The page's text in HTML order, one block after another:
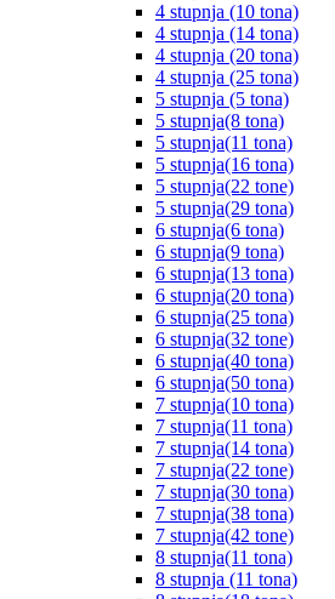
4 stupnja (10 tona)
4 stupnja (14 tona)
4 stupnja (20 tona)
4 stupnja (25 tona)
5 stupnja (5 tona)
5 stupnja(8 tona)
5 stupnja(11 tona)
5 stupnja(16 tona)
5 stupnja(22 tone)
5 stupnja(29 tona)
6 stupnja(6 tona)
6 stupnja(9 tona)
6 stupnja(13 tona)
6 stupnja(20 tona)
6 stupnja(25 tona)
6 stupnja(32 tone)
6 stupnja(40 tona)
6 stupnja(50 tona)
7 stupnja(10 tona)
7 stupnja(11 tona)
7 stupnja(14 tona)
7 stupnja(22 tone)
7 stupnja(30 tona)
7 stupnja(38 tona)
7 stupnja(42 tone)
8 stupnja(11 tona)
8 stupnja (11 tona)